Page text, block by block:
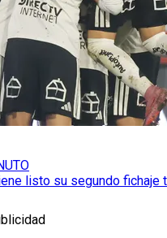
listo su segundo fichaje